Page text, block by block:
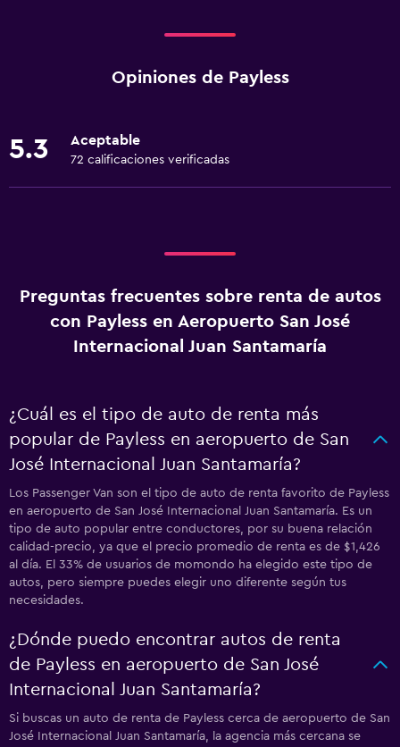
Opiniones de Payless
5.3 Aceptable
72 calificaciones verificadas
Preguntas frecuentes sobre renta de autos
con Payless en Aeropuerto San José
Internacional Juan Santamaría
¿Cuál es el tipo de auto de renta más
popular de Payless en aeropuerto de San
José Internacional Juan Santamaría?
Los Passenger Van son el tipo de auto de renta favorito de Payless
en aeropuerto de San José Internacional Juan Santamaría. Es un
tipo de auto popular entre conductores, por su buena relación
calidad-precio, ya que el precio promedio de renta es de $1,426
al día. El 33% de usuarios de momondo ha elegido este tipo de
autos, pero siempre puedes elegir uno diferente según tus
necesidades.
¿Dónde puedo encontrar autos de renta
de Payless en aeropuerto de San José
Internacional Juan Santamaría?
Si buscas un auto de renta de Payless cerca de aeropuerto de San
José Internacional Juan Santamaría, la agencia más cercana se